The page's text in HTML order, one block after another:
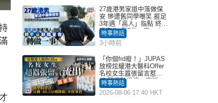
27歲港男家道中落做保
安 慘遭舊同學嘲笑 捱足
3年遇「高人」指點 終辭
職宣告「轉做一事」｜
Juicy叮
時事熱話
3小時前
「你個frd廢！」JUPAS
放榜炫耀港大醫科Offer
名校女生囂張留言惹眾
怒 醫學院澄清：宣稱
「40.5分獲錄取」不符事
實｜Juicy叮
時事熱話
2026-08-06 17:40 HKT